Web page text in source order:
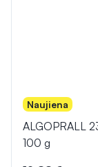
Naujiena
ALGOPRALL
100 g